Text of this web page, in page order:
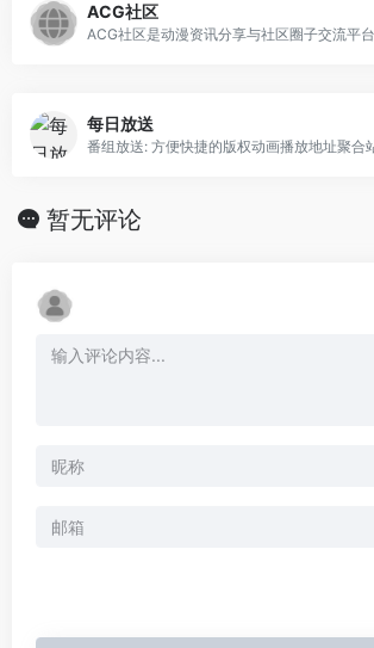
ACG社区
每日放送
番组放送: 方便快捷的版权动画播放地址聚合
暂无评论